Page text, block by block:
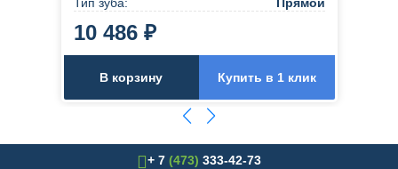
10 486 ₽
В корзину Купить в 1 клик
+ 7 (473) 333-42-73